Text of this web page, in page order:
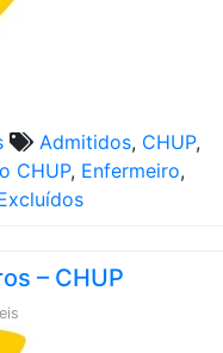
Admitidos, CHUP,
CHUP, Enfermeiro,
– CHUP